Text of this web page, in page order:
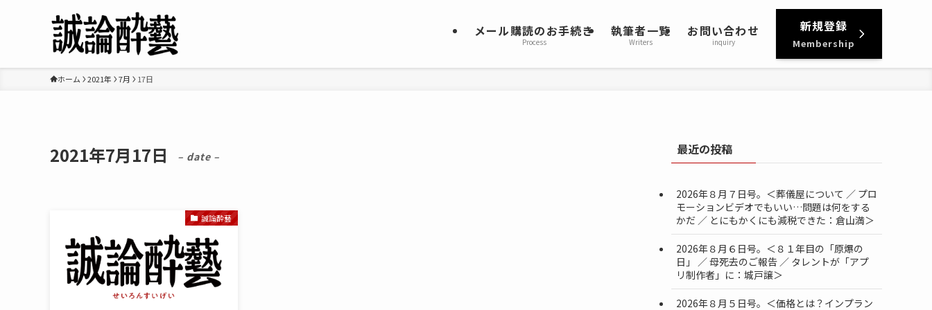
メール購読のお手続き
Process
執筆者一覧
Writers
お問い合わせ
inquiry
新規登録
Membership
ホーム 2021年 7月 17日
2021年7月17日 – date –
誠論酔藝
最近の投稿
2026年８月７日号。＜葬儀屋について ／ プロ
モーションビデオでもいい…問題は何をする
かだ ／ とにもかくにも減税できた：倉山満＞
2026年８月６日号。＜８１年目の「原爆の
日」 ／ 母死去のご報告 ／ タレントが「アプ
リ制作者」に：城戸譲＞
2026年８月５日号。＜価格とは？インプラン